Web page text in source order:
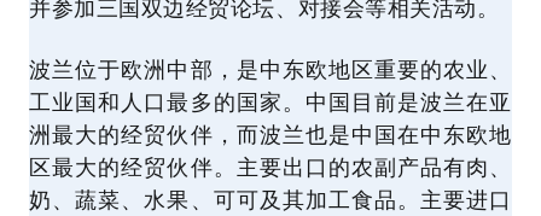
并参加三国双边经贸论坛、对接会等相关活动。
波兰位于欧洲中部，是中东欧地区重要的农业、
工业国和人口最多的国家。中国目前是波兰在亚
洲最大的经贸伙伴，而波兰也是中国在中东欧地
区最大的经贸伙伴。主要出口的农副产品有肉、
奶、蔬菜、水果、可可及其加工食品。主要进口